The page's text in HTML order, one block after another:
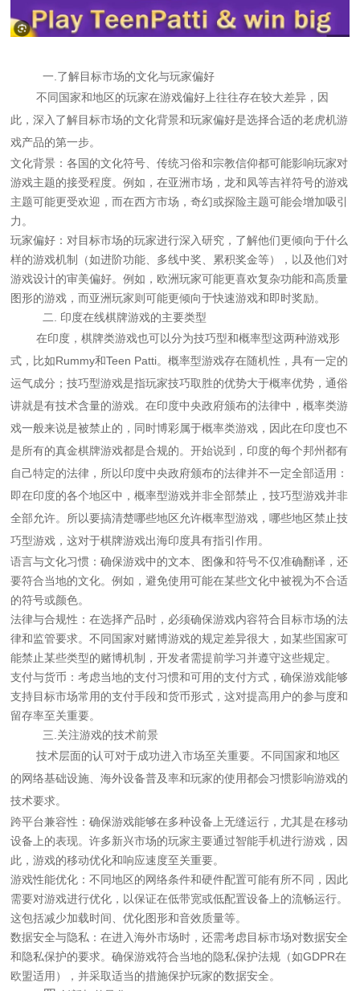
一.了解目标市场的文化与玩家偏好
不同国家和地区的玩家在游戏偏好上往往存在较大差异，因
此，深入了解目标市场的文化背景和玩家偏好是选择合适的老虎机游
戏产品的第一步。
文化背景：各国的文化符号、传统习俗和宗教信仰都可能影响玩家对
游戏主题的接受程度。例如，在亚洲市场，龙和凤等吉祥符号的游戏
主题可能更受欢迎，而在西方市场，奇幻或探险主题可能会增加吸引
力。
玩家偏好：对目标市场的玩家进行深入研究，了解他们更倾向于什么
样的游戏机制（如进阶功能、多线中奖、累积奖金等），以及他们对
游戏设计的审美偏好。例如，欧洲玩家可能更喜欢复杂功能和高质量
图形的游戏，而亚洲玩家则可能更倾向于快速游戏和即时奖励。
二. 印度在线棋牌游戏的主要类型
在印度，棋牌类游戏也可以分为技巧型和概率型这两种游戏形
式，比如Rummy和Teen Patti。概率型游戏存在随机性，具有一定的
运气成分；技巧型游戏是指玩家技巧取胜的优势大于概率优势，通俗
讲就是有技术含量的游戏。在印度中央政府颁布的法律中，概率类游
戏一般来说是被禁止的，同时博彩属于概率类游戏，因此在印度也不
是所有的真金棋牌游戏都是合规的。开始说到，印度的每个邦州都有
自己特定的法律，所以印度中央政府颁布的法律并不一定全部适用：
即在印度的各个地区中，概率型游戏并非全部禁止，技巧型游戏并非
全部允许。所以要搞清楚哪些地区允许概率型游戏，哪些地区禁止技
巧型游戏，这对于棋牌游戏出海印度具有指引作用。
语言与文化习惯：确保游戏中的文本、图像和符号不仅准确翻译，还
要符合当地的文化。例如，避免使用可能在某些文化中被视为不合适
的符号或颜色。
法律与合规性：在选择产品时，必须确保游戏内容符合目标市场的法
律和监管要求。不同国家对赌博游戏的规定差异很大，如某些国家可
能禁止某些类型的赌博机制，开发者需提前学习并遵守这些规定。
支付与货币：考虑当地的支付习惯和可用的支付方式，确保游戏能够
支持目标市场常用的支付手​​段和货币形式，这对提高用户的参与度和
留存率至关重要。
三.关注游戏的技术前景
技术层面的认可对于成功进入市场至关重要。不同国家和地区
的网络基础设施、海外设备普及率和玩家的使用都会习惯影响游戏的
技术要求。
跨平台兼容性：确保游戏能够在多种设备上无缝运行，尤其是在移动
设备上的表现。许多新兴市场的玩家主要通过智能手机进行游戏，因
此，游戏的移动优化和响应速度至关重要。
游戏性能优化：不同地区的网络条件和硬件配置可能有所不同，因此
需要对游戏进行优化，以保证在低带宽或低配置设备上的流畅运行。
这包括减少加载时间、优化图形和音效质量等。
数据安全与隐私：在进入海外市场时，还需考虑目标市场对数据安全
和隐私保护的要求。确保游戏符合当地的隐私保护法规（如GDPR在
欧盟适用），并采取适当的措施保护玩家的数据安全。